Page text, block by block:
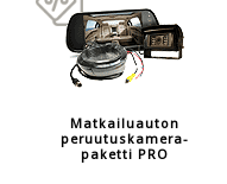
Matkailuauton
peruutuskamera-
paketti PRO